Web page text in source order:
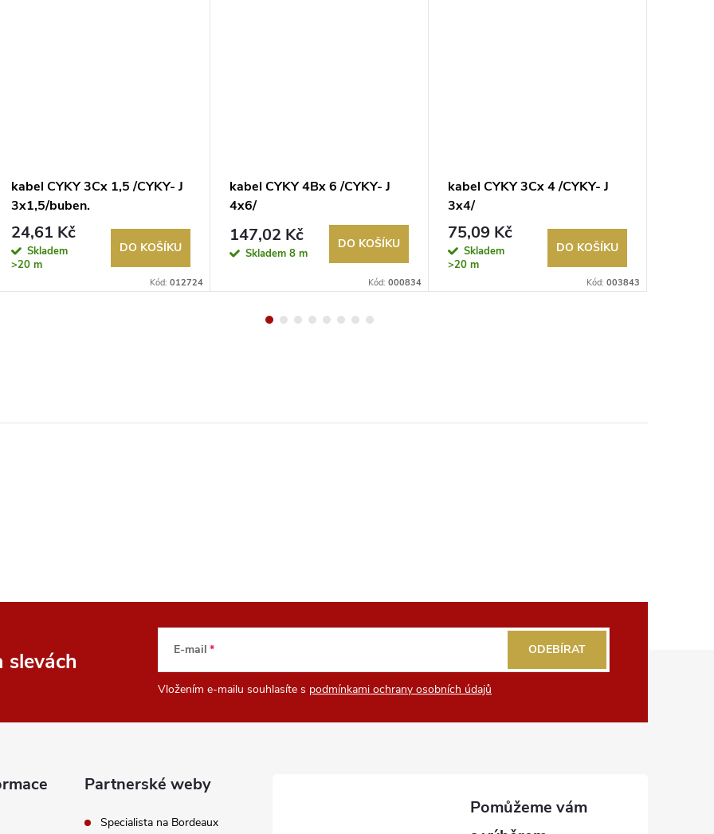
kabel CYKY 3Cx 1,5 /CYKY- J
3x1,5/buben.
24,61 Kč
Skladem
>20 m
DO KOŠÍKU
Kód: 012724
kabel CYKY 4Bx 6 /CYKY- J
4x6/
147,02 Kč
Skladem 8 m
DO KOŠÍKU
Kód: 000834
kabel CYKY 3Cx 4 /CYKY- J
3x4/
75,09 Kč
Skladem
>20 m
DO KOŠÍKU
Kód: 003843
slevách E-mail
Vložením e-mailu souhlasíte s podmínkami ochrany osobních údajů
ODEBÍRAT
Partnerské weby
Specialista na Bordeaux